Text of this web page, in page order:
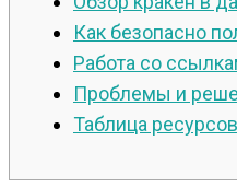
Как безопасно
Работа со
Проблемы и
Таблица